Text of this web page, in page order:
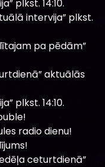
plkst. 14:10.
intervija” plkst.
pa pēdām”
aktuālās
plkst. 14:10.
radio dienu!
ceturtdienā”